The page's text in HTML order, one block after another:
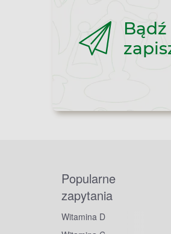
Popularne
zapytania
Witamina D